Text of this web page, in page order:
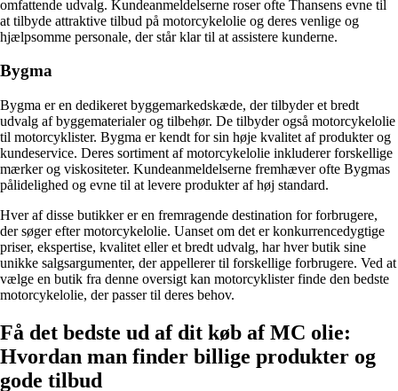
omfattende udvalg. Kundeanmeldelserne roser ofte Thansens evne til
at tilbyde attraktive tilbud på motorcykelolie og deres venlige og
hjælpsomme personale, der står klar til at assistere kunderne.
Bygma
Bygma er en dedikeret byggemarkedskæde, der tilbyder et bredt
udvalg af byggematerialer og tilbehør. De tilbyder også motorcykelolie
til motorcyklister. Bygma er kendt for sin høje kvalitet af produkter og
kundeservice. Deres sortiment af motorcykelolie inkluderer forskellige
mærker og viskositeter. Kundeanmeldelserne fremhæver ofte Bygmas
pålidelighed og evne til at levere produkter af høj standard.
Hver af disse butikker er en fremragende destination for forbrugere,
der søger efter motorcykelolie. Uanset om det er konkurrencedygtige
priser, ekspertise, kvalitet eller et bredt udvalg, har hver butik sine
unikke salgsargumenter, der appellerer til forskellige forbrugere. Ved at
vælge en butik fra denne oversigt kan motorcyklister finde den bedste
motorcykelolie, der passer til deres behov.
Få det bedste ud af dit køb af MC olie:
Hvordan man finder billige produkter og
gode tilbud